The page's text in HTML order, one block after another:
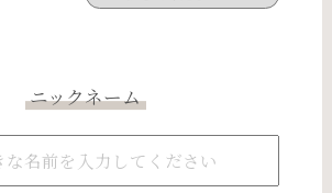
ニックネーム